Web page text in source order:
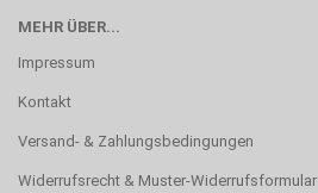
MEHR ÜBER...
Impressum
Kontakt
Versand- & Zahlungsbedingungen
Widerrufsrecht & Muster-Widerrufsformular